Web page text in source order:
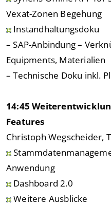
Vexat-Zonen Begehung
Instandhaltungsdoku
– SAP-Anbindung –
Equipments, Materialien
– Technische Doku inkl.
14:45
Features
Christoph Wegscheider,
Anwendung
Dashboard 2.0
Weitere Ausblicke